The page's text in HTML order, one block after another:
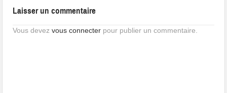
Laisser un commentaire
Vous devezvous connecter pour publier un commentaire.